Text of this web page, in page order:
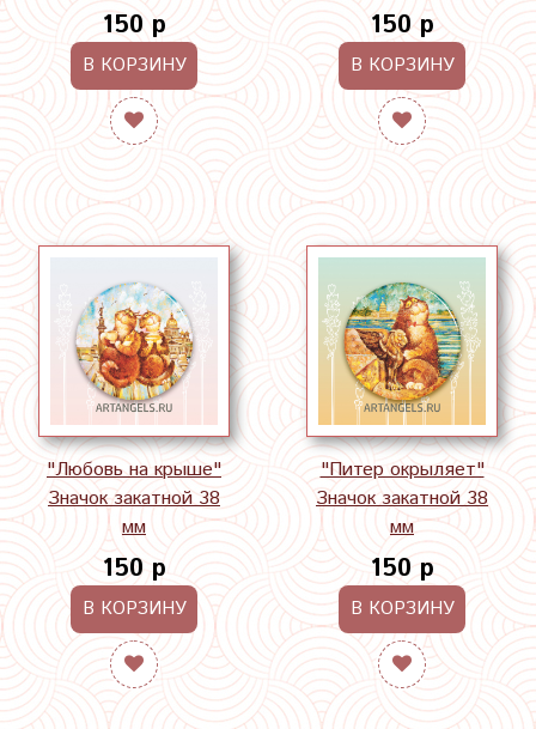
150 р
В КОРЗИНУ
150 р
В КОРЗИНУ
"Любовь на крыше"
Значок закатной 38
мм
150 р
В КОРЗИНУ
"Питер окрыляет"
Значок закатной 38
мм
150 р
В КОРЗИНУ